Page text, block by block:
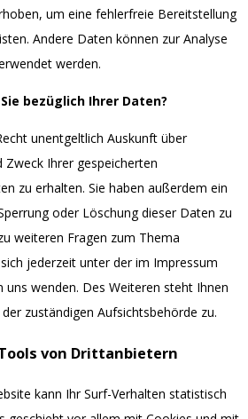
um eine fehlerfreie Bereitstellung
Andere Daten können zur Analyse
werden.
bezüglich Ihrer Daten?
unentgeltlich Auskunft über
Ihrer gespeicherten
zu erhalten. Sie haben außerdem ein
oder Löschung dieser Daten zu
weiteren Fragen zum Thema
jederzeit unter der im Impressum
uns wenden. Des Weiteren steht Ihnen
zuständigen Aufsichtsbehörde zu.
von Drittanbietern
kann Ihr Surf-Verhalten statistisch